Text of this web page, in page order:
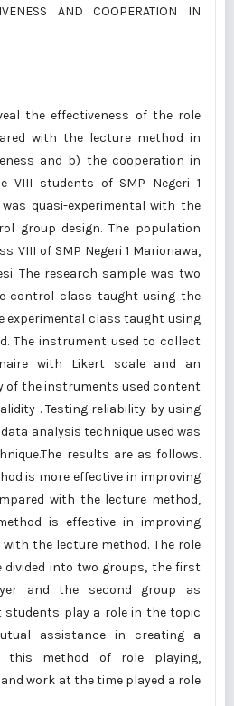
AND COOPERATION IN
the effectiveness of the role
with the lecture method in
and b) the cooperation in
VIII students of SMP Negeri 1
quasi-experimental with the
group design. The population
VIII of SMP Negeri 1 Marioriawa,
The research sample was two
control class taught using the
experimental class taught using
The instrument used to collect
with Likert scale and an
of the instruments used content
. Testing reliability by using
analysis technique used was
results are as follows.
is more effective in improving
with the lecture method,
is effective in improving
the lecture method. The role
into two groups, the first
and the second group as
students play a role in the topic
assistance in creating a
this method of role playing,
work at the time played a role